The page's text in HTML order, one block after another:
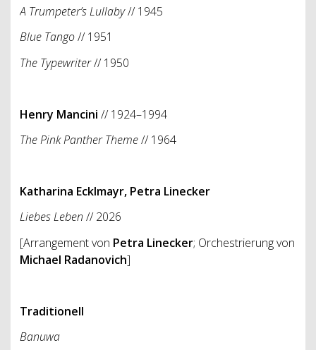
A Trumpeter’s Lullaby// 1945
Blue Tango// 1951
The Typewriter// 1950
Henry Mancini // 1924–1994
The Pink Panther Theme// 1964
Katharina Ecklmayr, Petra Linecker
Liebes Leben // 2026
[Arrangement von Petra Linecker; Orchestrierung von
Michael Radanovich]
Traditionell
Banuwa